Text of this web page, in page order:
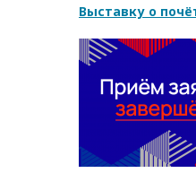
Выставку о